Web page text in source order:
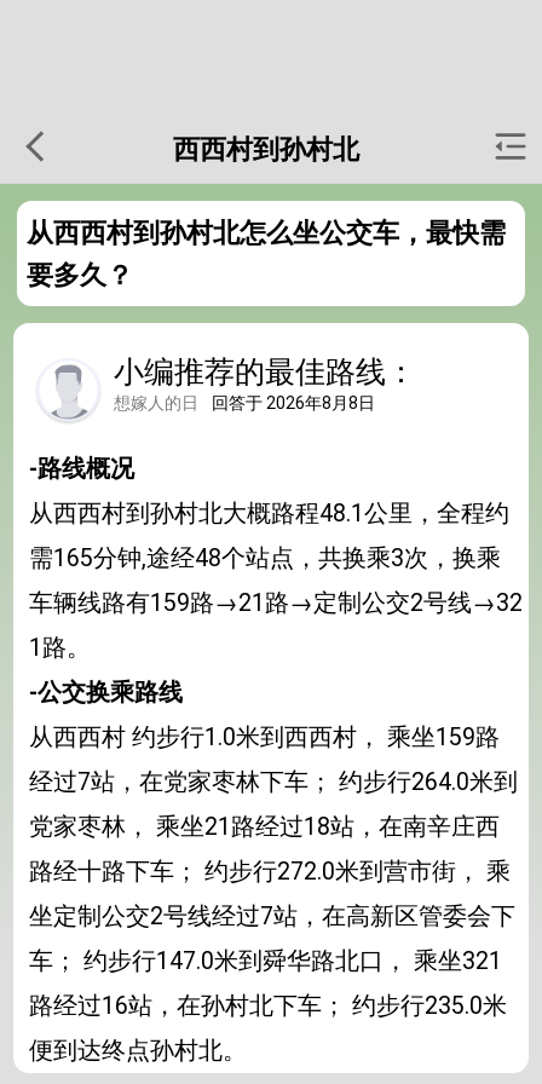
西西村到孙村北
从西西村到孙村北怎么坐公交车，最快需
要多久？
小编推荐的最佳路线：
想嫁人的日 回答于 2026年8月8日
-路线概况
从西西村到孙村北大概路程48.1公里，全程约
需165分钟,途经48个站点，共换乘3次，换乘
车辆线路有159路→21路→定制公交2号线→32
1路。
-公交换乘路线
从西西村 约步行1.0米到西西村， 乘坐159路
经过7站，在党家枣林下车； 约步行264.0米到
党家枣林， 乘坐21路经过18站，在南辛庄西
路经十路下车； 约步行272.0米到营市街， 乘
坐定制公交2号线经过7站，在高新区管委会下
车； 约步行147.0米到舜华路北口， 乘坐321
路经过16站，在孙村北下车； 约步行235.0米
便到达终点孙村北。